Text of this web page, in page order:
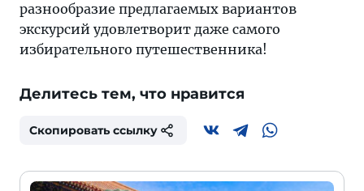
разнообразие предлагаемых вариантов
экскурсий удовлетворит даже самого
избирательного путешественника!
Делитесь тем, что нравится
Скопировать ссылку